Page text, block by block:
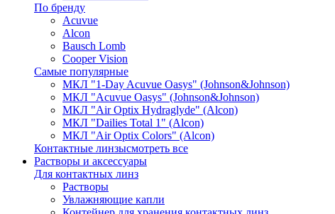
По бренду
Acuvue
Alcon
Bausch Lomb
Cooper Vision
Самые популярные
МКЛ "1-Day Acuvue Oasys" (Johnson&Johnson)
МКЛ "Acuvue Oasys" (Johnson&Johnson)
МКЛ "Air Optix Hydraglyde" (Alcon)
МКЛ "Dailies Total 1" (Alcon)
МКЛ "Air Optix Colors" (Alcon)
Контактные линзысмотреть все
Растворы и аксессуары
Для контактных линз
Растворы
Увлажняющие капли